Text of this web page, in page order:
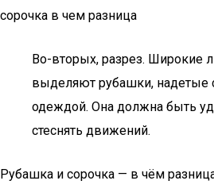
сорочка в чем разница
Во-вторых, разрез. Широкие
выделяют рубашки, надетые
одеждой. Она должна быть
стеснять движений.
Рубашка и сорочка — в чём